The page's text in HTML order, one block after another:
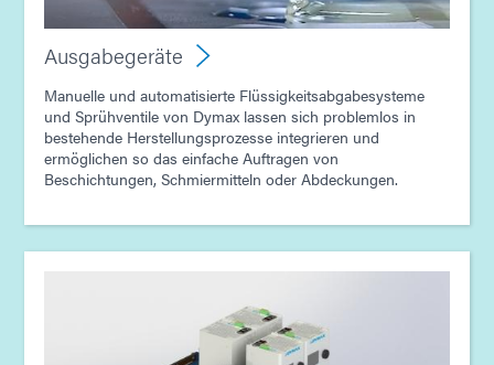
Leitfaden: Ausgabegerät (Europa|EN)
Leitfaden: Ausgabegerät (Asien|EN)
Ausgabegeräte
Manuelle und automatisierte Flüssigkeitsabgabesysteme
und Sprühventile von Dymax lassen sich problemlos in
bestehende Herstellungsprozesse integrieren und
ermöglichen so das einfache Auftragen von
Beschichtungen, Schmiermitteln oder Abdeckungen.